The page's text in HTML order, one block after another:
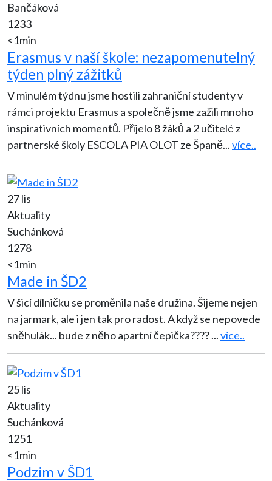
Bančáková
1233
<1min
Erasmus v naší škole: nezapomenutelný
týden plný zážitků
V minulém týdnu jsme hostili zahraniční studenty v
rámci projektu Erasmus a společně jsme zažili mnoho
inspirativních momentů. Přijelo 8 žáků a 2 učitelé z
partnerské školy ESCOLA PIA OLOT ze Španě...více..
27 lis
Aktuality
Suchánková
1278
<1min
Made in ŠD2
V šicí dílničku se proměnila naše družina. Šijeme nejen
na jarmark, ale i jen tak pro radost. A když se nepovede
sněhulák... bude z něho apartní čepička????...více..
25 lis
Aktuality
Suchánková
1251
<1min
Podzim v ŠD1